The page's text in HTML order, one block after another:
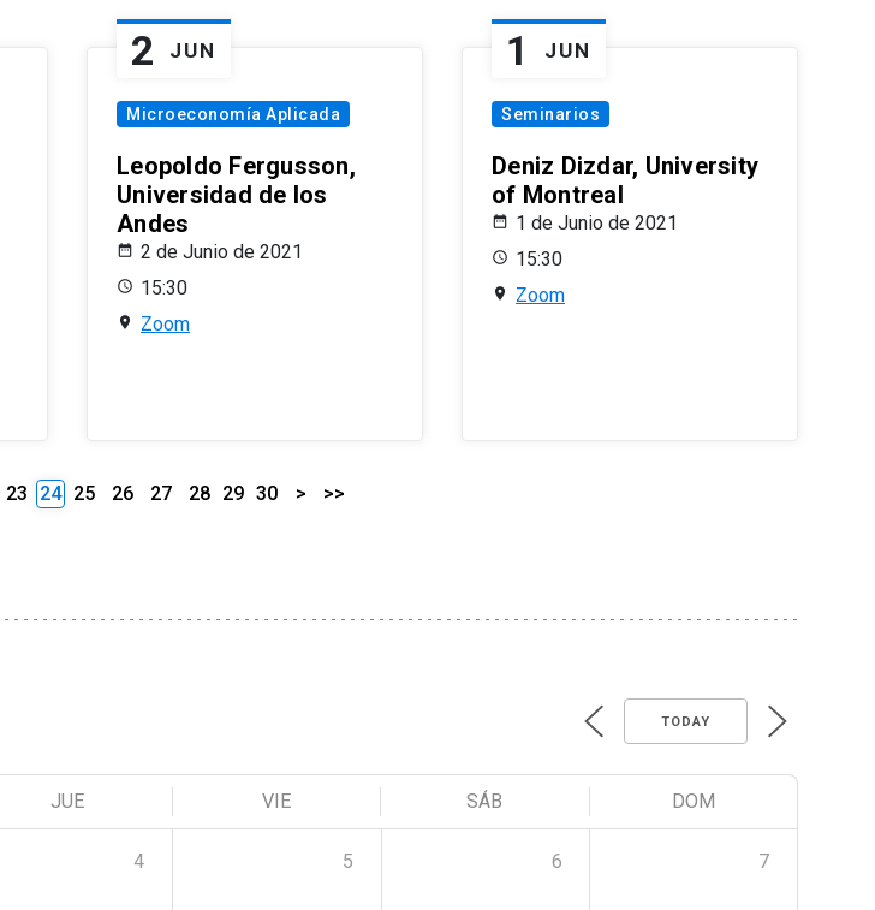
2 JUN
Microeconomía Aplicada
Leopoldo Fergusson,
Universidad de los
Andes
2 de Junio de 2021
15:30
Zoom
1 JUN
Seminarios
Deniz Dizdar, University
of Montreal
1 de Junio de 2021
15:30
Zoom
23 24 25 26 27 28 29 30 > >>
TODAY
JUE VIE SÁB DOM
4 5 6 7